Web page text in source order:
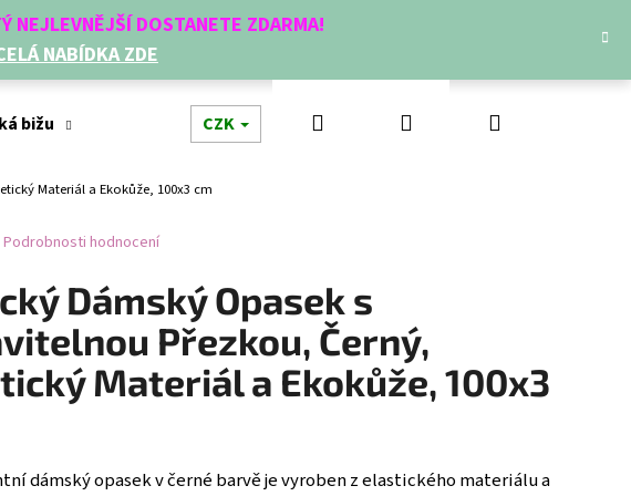
NEJLEVNĚJŠÍ DOSTANETE ZDARMA!
NABÍDKA ZDE
bižu Módní doplňky Novinky Doplňkový prodej
CZK Hledat PřihlášeníNákupní
Materiál a Ekokůže, 100x3 cm
Podrobnosti hodnocení
Dámský Opasek s
Přezkou, Černý,
Materiál a Ekokůže, 100x3
dámský opasek v černé barvě je vyroben z elastického materiálu a